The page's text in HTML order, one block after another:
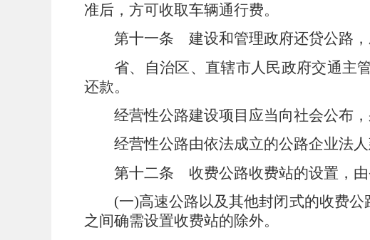
准后，方可收取车辆通行费。
第十一条 建设和管理政府还贷公路
省、自治区、直辖市人民政府交通主
还款。
经营性公路建设项目应当向社会公布
经营性公路由依法成立的公路企业法人
第十二条 收费公路收费站的设置，
(一)高速公路以及其他封闭式的收费
之间确需设置收费站的除外。